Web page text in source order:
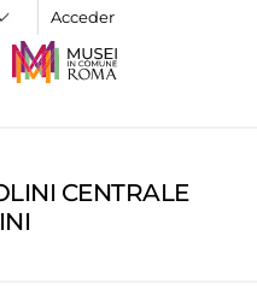
Acceder
CENTRALE